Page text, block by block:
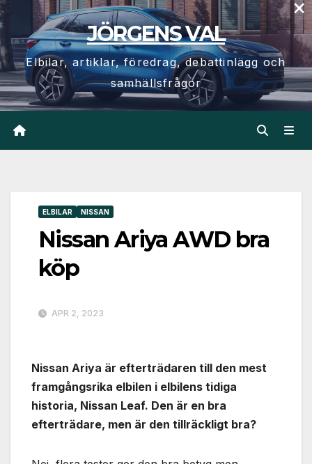
Hoppa
till
innehåll
JÖRGENS VAL
Elbilar, artiklar, föredrag, debattinlägg och
samhällsfrågor
ELBILAR NISSAN
Nissan Ariya AWD bra
köp
APR 2, 2023
Nissan Ariya är efterträdaren till den mest
framgångsrika elbilen i elbilens tidiga
historia, Nissan Leaf. Den är en bra
efterträdare, men är den tillräckligt bra?
×